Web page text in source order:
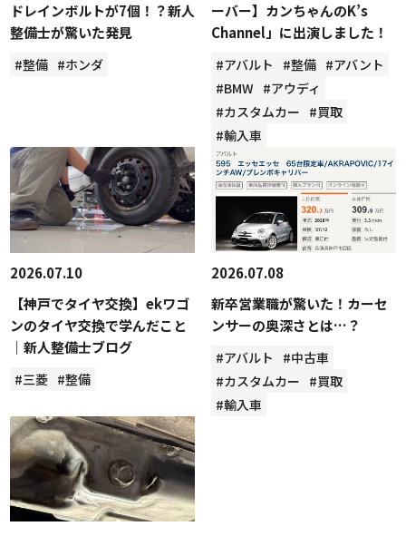
ドレインボルトが7個！？新人
整備士が驚いた発見
#整備 #ホンダ
ーバー】カンちゃんのK’s
Channel」に出演しました！
#アバルト #整備 #アバント
#BMW #アウディ
#カスタムカー #買取
#輸入車
2026.07.10
【神戸でタイヤ交換】ekワゴ
ンのタイヤ交換で学んだこと
｜新人整備士ブログ
#三菱 #整備
2026.07.08
新卒営業職が驚いた！カーセ
ンサーの奥深さとは…？
#アバルト
#中古車
#カスタムカー #買取
#輸入車